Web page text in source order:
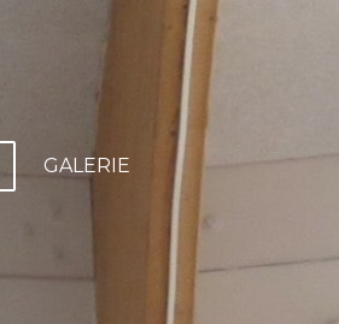
GALERIE